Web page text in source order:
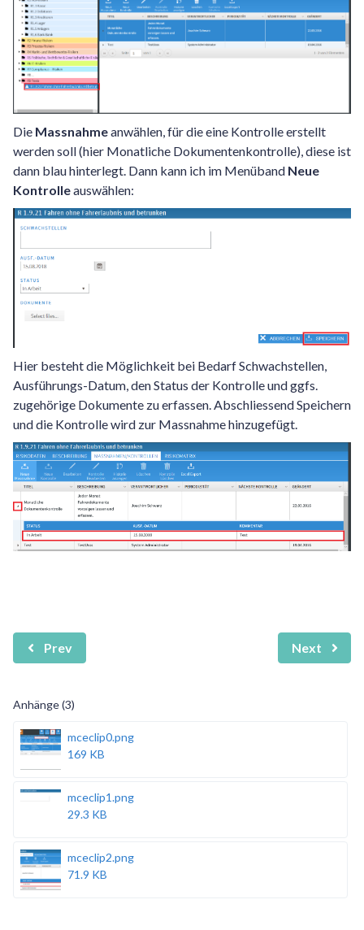
Die Massnahmeanwählen, für die eine Kontrolle erstellt
werden soll (hier Monatliche Dokumentenkontrolle), diese ist
dann blau hinterlegt. Dann kann ich im Menüband Neue
Kontrolleauswählen:
Hier besteht die Möglichkeit bei Bedarf Schwachstellen,
Ausführungs-Datum, den Status der Kontrolle und ggfs.
zugehörige Dokumente zu erfassen. Abschliessend Speichern
und die Kontrolle wird zur Massnahme hinzugefügt.
Prev Next
Anhänge (3)
mceclip0.png
169 KB
mceclip1.png
29.3 KB
mceclip2.png
71.9 KB